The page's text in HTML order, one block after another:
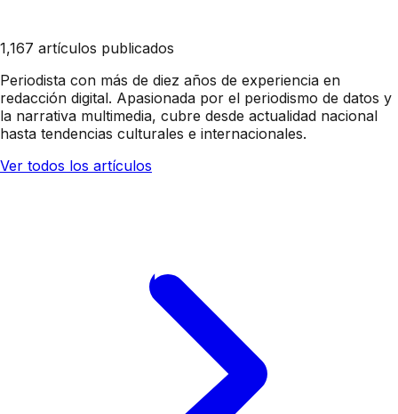
1,167 artículos publicados
Periodista con más de diez años de experiencia en
redacción digital. Apasionada por el periodismo de datos y
la narrativa multimedia, cubre desde actualidad nacional
hasta tendencias culturales e internacionales.
Ver todos los artículos